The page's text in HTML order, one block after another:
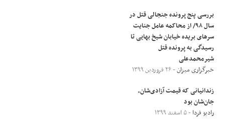
بررسی پنج پرونده جنجالی قتل در
سال ۹۸/ از محاکمه عامل جنایت
سر‌های بریده خیابان شیخ بهایی تا
رسیدگی به پرونده قتل
شیرمحمدعلی
خبرگزاری میزان- ۲۶ فروردین ۱۳۹۹
زندانیانی که قیمت آزادی‌شان،
جان‌شان بود
رادیو فردا - ۵ اسفند ۱۳۹۹